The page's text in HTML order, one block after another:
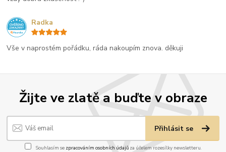
Žijte ve zlatě a buďte v obraze
Přihlásit se
Souhlasím se zpracováním osobních údajůza účelem rozesílky newsletteru.
Vše v naprostém pořádku, ráda nakoupím znova. děkuji
Radka